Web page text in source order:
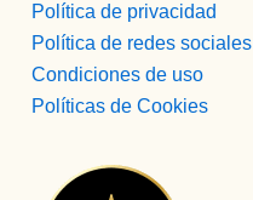
Política de privacidad
Política de redes sociales
Condiciones de uso
Políticas de Cookies